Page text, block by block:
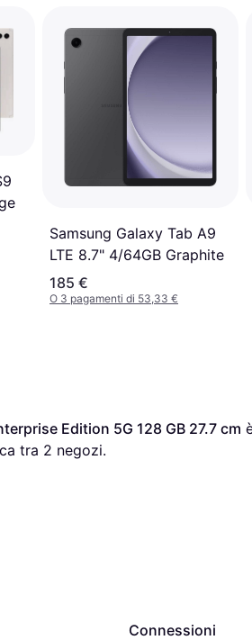
Samsung Galaxy Tab A9
LTE 8.7" 4/64GB Graphite
185 €
O 3 pagamenti di 53,33 €
Edition 5G 128 GB 27.7 cm
tra 2 negozi.
Connessioni